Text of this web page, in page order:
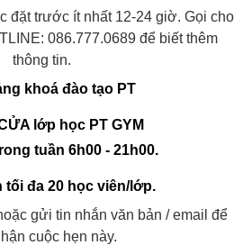
đặt trước ít nhất 12-24 giờ. Gọi cho
086.777.0689 để biết thêm
thông tin.
khoá đào tạo PT
lớp học PT GYM
tuần 6h00 - 21h00.
tối đa 20 học viên/lớp.
gửi tin nhắn văn bản / email để
cuộc hẹn này.